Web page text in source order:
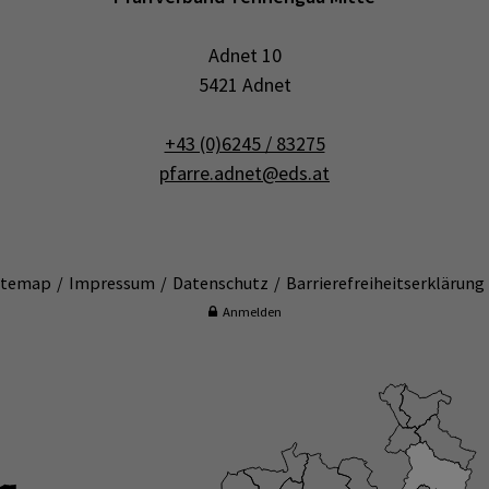
Adnet 10
5421 Adnet
+43 (0)6245 / 83275
pfarre.adnet@eds.at
Impressum Datenschutz
Anmelden